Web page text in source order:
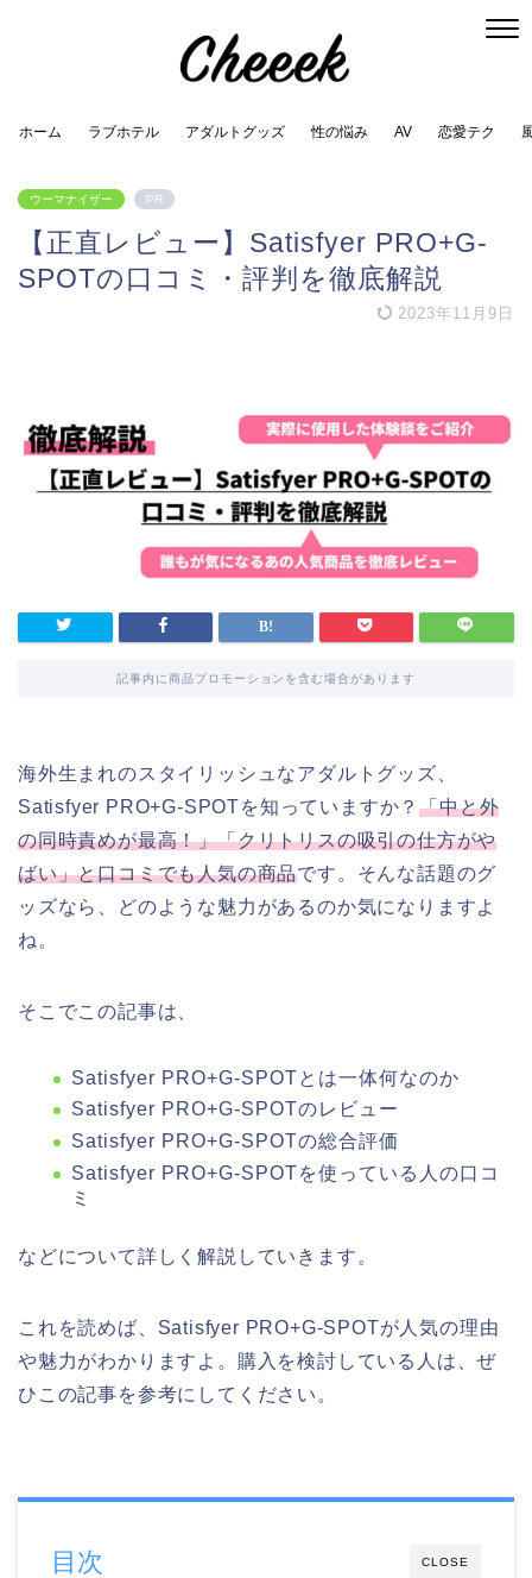
ホーム ラブホテル アダルトグッズ 性の悩み AV 恋愛テク
ウーマナイザー PR
【正直レビュー】Satisfyer PRO+G-
SPOTの口コミ・評判を徹底解説
2023年11月9日
記事内に商品プロモーションを含む場合があります
海外生まれのスタイリッシュなアダルトグッズ、
Satisfyer PRO+G-SPOTを知っていますか？「中と外
の同時責めが最高！」「クリトリスの吸引の仕方がや
ばい」と口コミでも人気の商品です。そんな話題のグ
ッズなら、どのような魅力があるのか気になりますよ
ね。
そこでこの記事は、
Satisfyer PRO+G-SPOTとは一体何なのか
Satisfyer PRO+G-SPOTのレビュー
Satisfyer PRO+G-SPOTの総合評価
Satisfyer PRO+G-SPOTを使っている人の口コ
ミ
などについて詳しく解説していきます。
これを読めば、Satisfyer PRO+G-SPOTが人気の理由
や魅力がわかりますよ。購入を検討している人は、ぜ
ひこの記事を参考にしてください。
CLOSE
目次